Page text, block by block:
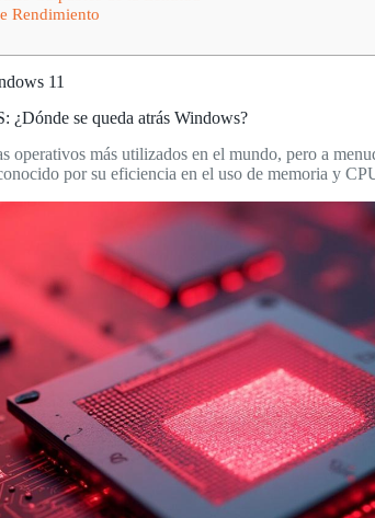
Rendimiento
11
¿Dónde se queda atrás Windows?
operativos más utilizados en el mundo, pero a
por su eficiencia en el uso de memoria y